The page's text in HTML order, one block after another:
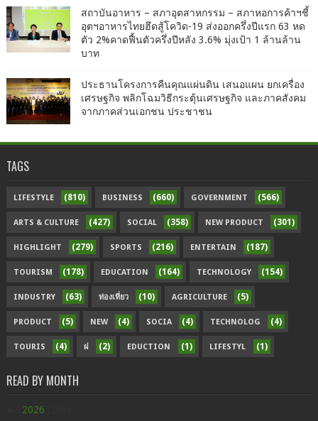
สถาบันอาหาร – สภาอุตสาหกรรม – สภาหอการค้าฯชี้
อุตฯอาหารไทยฮึดสู้โควิด-19 ส่งออกครึ่งปีแรก 63 หด
ตัว 2%คาดฟื้นตัวครึ่งปีหลัง 3.6% มุ่งเป้า 1 ล้านล้าน
บาท
ประธานโครงการคืนคุณแผ่นดิน เสนอแผน ยกเครื่อง
เศรษฐกิจ พลิกโฉมวิธีกระตุ้นเศรษฐกิจ และภาคสังคม
จากภาคส่วนเอกชน ประชาชน
TAGS
LIFESTYLE (810) BUSINESS (660) GOVERNMENT (566)
ARTS & CULTURE (427) SOCIAL (358) NEW PRODUCT (301)
HIGHLIGHT (279) SPORTS (216) ENTERTAIN (187)
TOURISM (178) EDUCATION (164) TECHNOLOGY (154)
INDUSTRY (63) ท่องเที่ยว (10) AGRICULTURE (5)
PRODUCT (5) NEW (4) SOCIA (4) TECHNOLOG (4)
TOURIS (4) ฝ (2) EDUCTION (1) LIFESTYL (1)
READ BY MONTH
2026